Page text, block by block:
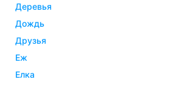
деревья
дождь
друзья
еж
елка